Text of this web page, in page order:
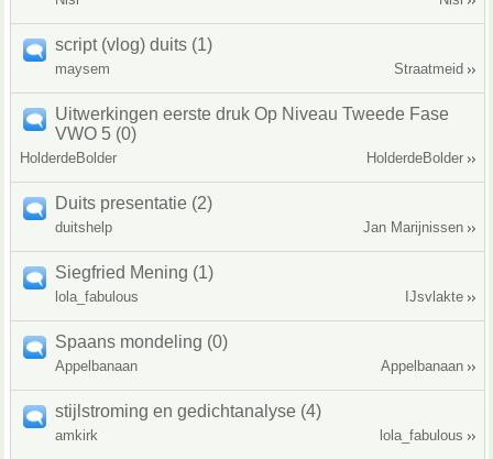
script (vlog) duits (1)
maysem Straatmeid
Uitwerkingen eerste druk Op Niveau Tweede Fase
VWO 5 (0)
HolderdeBolder HolderdeBolder
Duits presentatie (2)
duitshelp Jan Marijnissen
Siegfried Mening (1)
lola_fabulous IJsvlakte
Spaans mondeling (0)
Appelbanaan Appelbanaan
stijlstroming en gedichtanalyse (4)
amkirk lola_fabulous